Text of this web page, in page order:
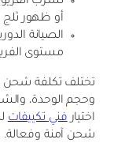
أو ظهور ثلج
الصيانة
مستوى
تختلف تكلفة شحن
وحجم الوحدة،
اختيارفني تكييفات
شحن آمنة وفعالة.